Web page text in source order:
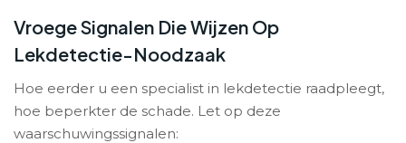
Vroege Signalen Die Wijzen Op
Lekdetectie-Noodzaak
Hoe eerder u een specialist in lekdetectie raadpleegt,
hoe beperkter de schade. Let op deze
waarschuwingssignalen: